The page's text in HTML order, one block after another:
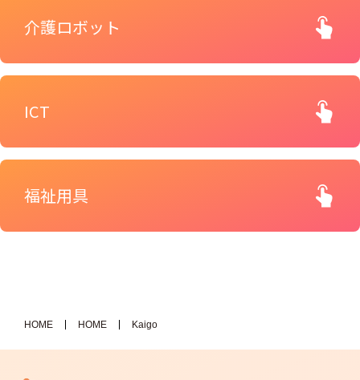
開発企業はこちら
展示会などへの出展について
リンク
お問い合わせ
介護ロボット
ICT
福祉用具
HOME HOME Kaigo